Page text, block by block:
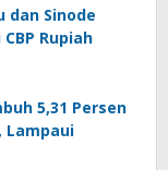
dan Sinode
Rupiah
5,31 Persen
Lampaui